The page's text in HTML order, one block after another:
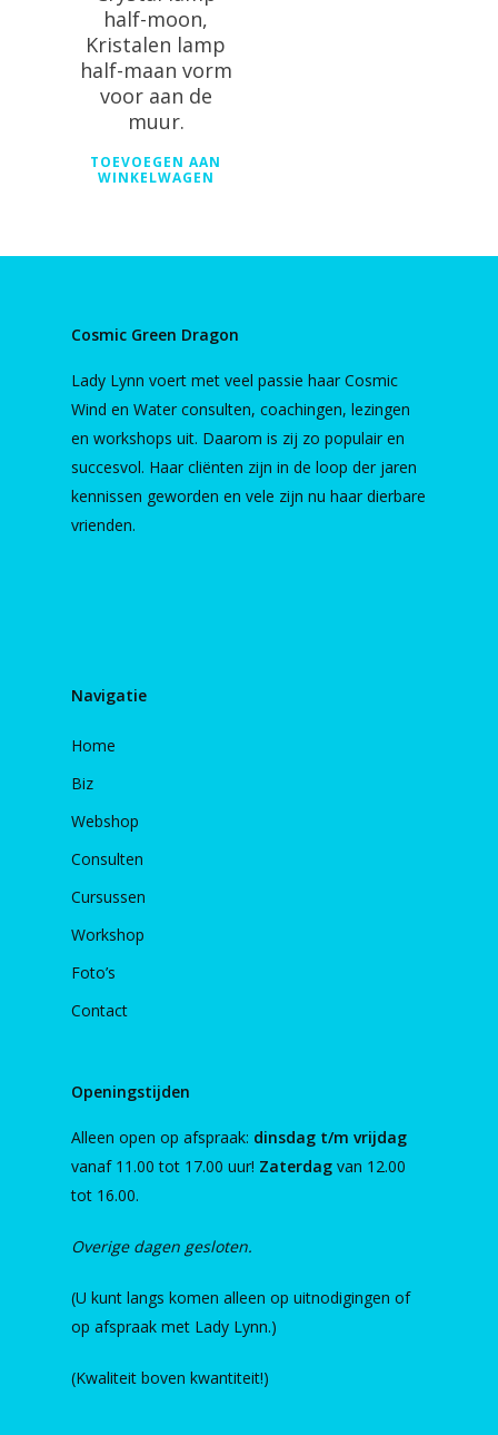
half-moon,
Kristalen lamp
half-maan vorm
voor aan de
muur.
TOEVOEGEN AAN
WINKELWAGEN
Cosmic Green Dragon
Lady Lynn voert met veel passie haar Cosmic
Wind en Water consulten, coachingen, lezingen
en workshops uit. Daarom is zij zo populair en
succesvol. Haar cliënten zijn in de loop der jaren
kennissen geworden en vele zijn nu haar dierbare
vrienden.
Navigatie
Home
Biz
Webshop
Consulten
Cursussen
Workshop
Foto’s
Contact
Openingstijden
Alleen open op afspraak: dinsdag t/m vrijdag
vanaf 11.00 tot 17.00 uur! Zaterdag van 12.00
tot 16.00.
Overige dagen gesloten.
(U kunt langs komen alleen op uitnodigingen of
op afspraak met Lady Lynn.)
(Kwaliteit boven kwantiteit!)